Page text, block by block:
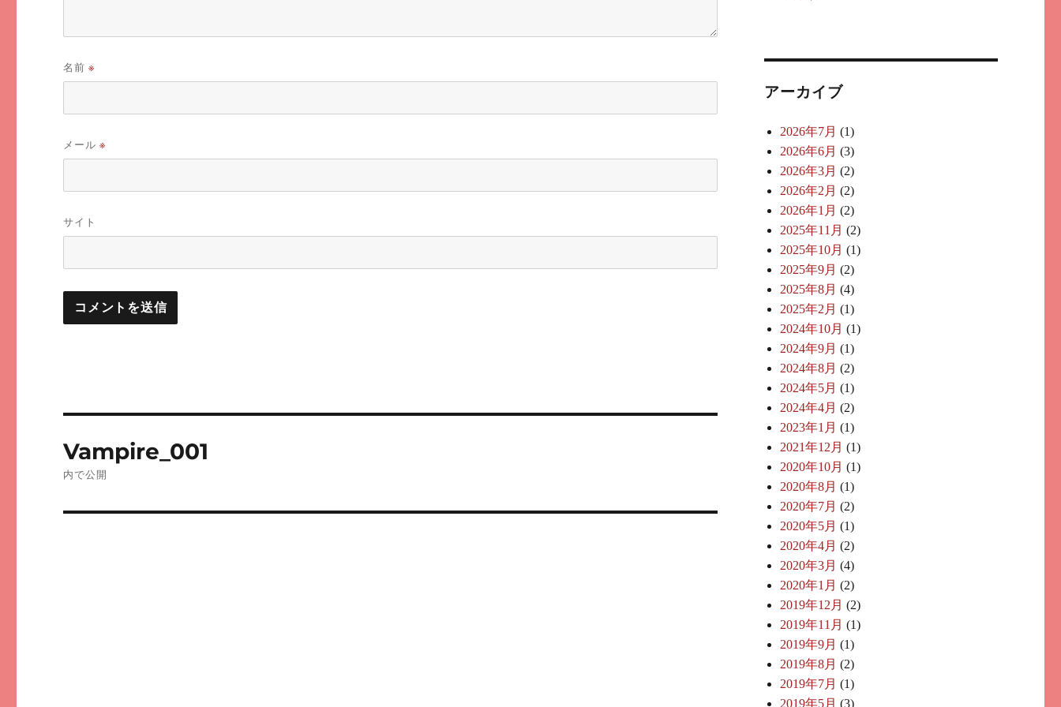
名前※
メール※
サイト
稿
Vampire_001
内で公開
アーカイブ
2026年7月 (1)
2026年6月 (3)
2026年3月 (2)
2026年2月 (2)
2026年1月 (2)
2025年11月 (2)
2025年10月 (1)
2025年9月 (2)
2025年8月 (4)
2025年2月 (1)
2024年10月 (1)
2024年9月 (1)
2024年8月 (2)
2024年5月 (1)
2024年4月 (2)
2023年1月 (1)
2021年12月 (1)
2020年10月 (1)
2020年8月 (1)
2020年7月 (2)
2020年5月 (1)
2020年4月 (2)
2020年3月 (4)
2020年1月 (2)
2019年12月 (2)
2019年11月 (1)
2019年9月 (1)
2019年8月 (2)
2019年7月 (1)
2019年5月 (3)